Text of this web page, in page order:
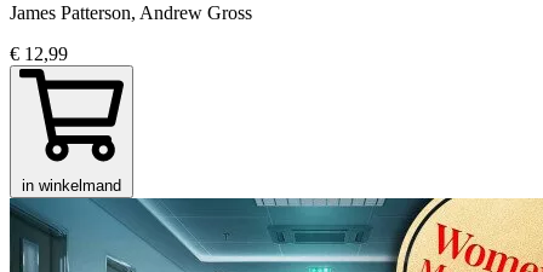
James Patterson, Andrew Gross
€ 12,99
in winkelmand